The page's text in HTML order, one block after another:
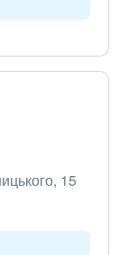
15